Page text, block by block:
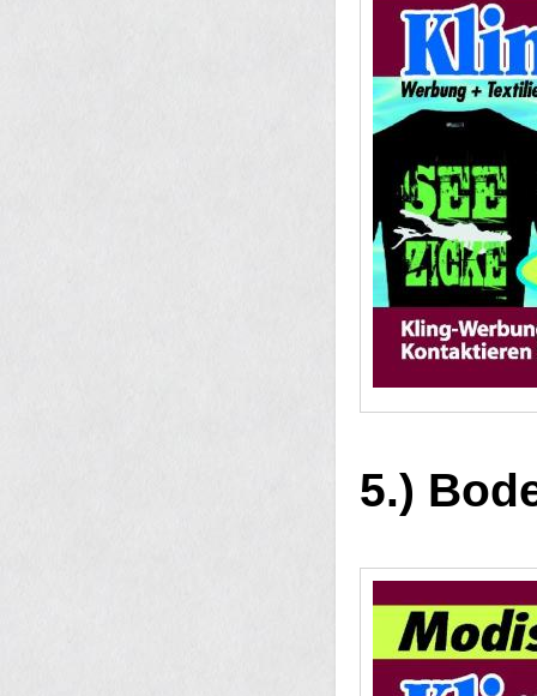
5.)